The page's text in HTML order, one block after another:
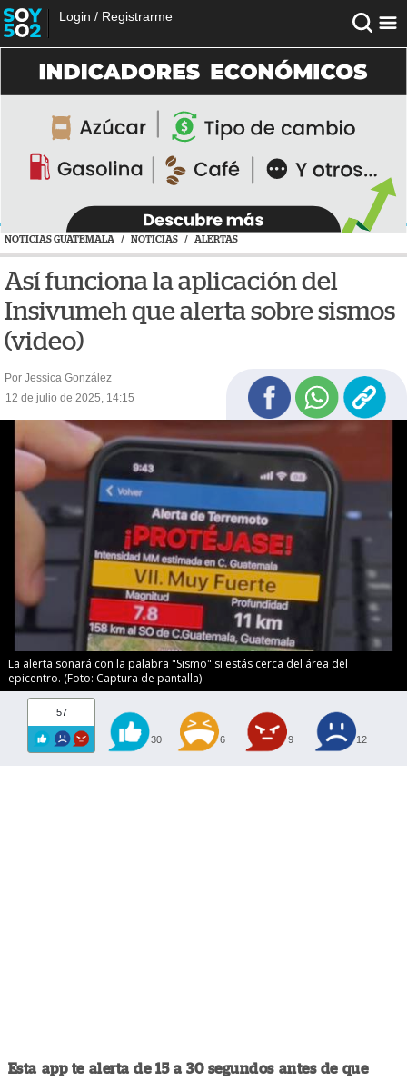
Login / Registrarme
NOTICIAS GUATEMALA / NOTICIAS / ALERTAS
Así funciona la aplicación del
Insivumeh que alerta sobre sismos
(video)
Por Jessica González
12 de julio de 2025, 14:15
La alerta sonará con la palabra "Sismo" si estás cerca del área del
epicentro. (Foto: Captura de pantalla)
57
30 6 9 12
Esta app te alerta de 15 a 30 segundos antes de que